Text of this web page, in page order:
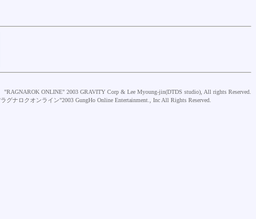
"RAGNAROK ONLINE" 2003 GRAVITY Corp & Lee Myoung-jin(DTDS studio), All rights Reserved.
グナロクオンライン"2003 GungHo Online Entertainment., Inc All Rights Reserved.